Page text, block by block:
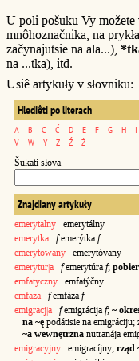
U poli pošuku Vy
mnôhoznačnika, na
začynajutsie na ala...),
na ...tka), itd.
Usiê artykuły v
Hlediêti po literach
A B C Ć D E F G H I
V
W Y Z Ź Ż
Šukati słova
Znajdiany artykuły
emerytalny emerytálny
emerytka
femerýtka f
emerytowany emerytóvany
emerytur|a
femerytúra f;
emfatyczny emfatýčny
emfaza
femfáza f
emigracj|a
femigrácija f; ~
na ~ę podátisie na emigráciju;
~a wewnętrzna nutranája
emigracyjny emigracíjny; rząd